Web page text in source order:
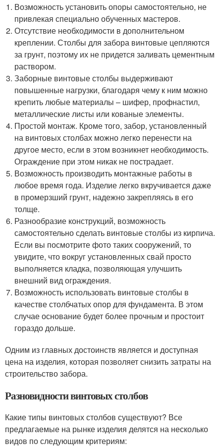
Возможность установить опоры самостоятельно, не
привлекая специально обученных мастеров.
Отсутствие необходимости в дополнительном
креплении. Столбы для забора винтовые цепляются
за грунт, поэтому их не придется заливать цементным
раствором.
Заборные винтовые столбы выдерживают
повышенные нагрузки, благодаря чему к ним можно
крепить любые материалы – шифер, профнастил,
металлические листы или кованые элементы.
Простой монтаж. Кроме того, забор, установленный
на винтовых столбах можно легко перенести на
другое место, если в этом возникнет необходимость.
Ограждение при этом никак не пострадает.
Возможность производить монтажные работы в
любое время года. Изделие легко вкручивается даже
в промерзший грунт, надежно закрепляясь в его
толще.
Разнообразие конструкций, возможность
самостоятельно сделать винтовые столбы из кирпича.
Если вы посмотрите фото таких сооружений, то
увидите, что вокруг установленных свай просто
выполняется кладка, позволяющая улучшить
внешний вид ограждения.
Возможность использовать винтовые столбы в
качестве столбчатых опор для фундамента. В этом
случае основание будет более прочным и простоит
гораздо дольше.
Одним из главных достоинств является и доступная
цена на изделия, которая позволяет снизить затраты на
строительство забора.
Разновидности винтовых столбов
Какие типы винтовых столбов существуют? Все
предлагаемые на рынке изделия делятся на несколько
видов по следующим критериям: